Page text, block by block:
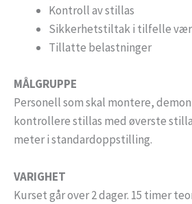
Kontroll av stillas
Sikkerhetstiltak i tilfelle
Tillatte belastninger
MÅLGRUPPE
Personell som skal montere,
kontrollere stillas med øverste
meter i standardoppstilling.
VARIGHET
Kurset går over 2 dager. 15 timer